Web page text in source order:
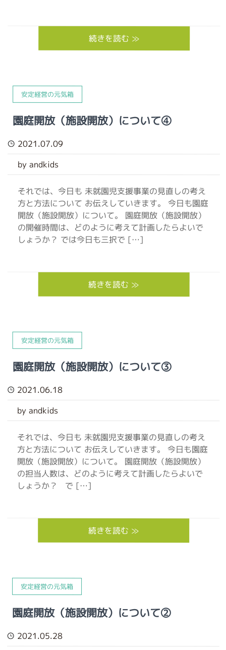
続きを読む ≫
安定経営の元気箱
園庭開放（施設開放）について④
2021.07.09
by andkids
それでは、今日も 未就園児支援事業の見直しの考え
方と方法について お伝えしていきます。 今日も園庭
開放（施設開放）について。 園庭開放（施設開放）
の開催時間は、どのように考えて計画したらよいで
しょうか？ では今日も三択で […]
続きを読む ≫
安定経営の元気箱
園庭開放（施設開放）について③
2021.06.18
by andkids
それでは、今日も 未就園児支援事業の見直しの考え
方と方法について お伝えしていきます。 今日も園庭
開放（施設開放）について。 園庭開放（施設開放）
の担当人数は、どのように考えて計画したらよいで
しょうか？ で […]
続きを読む ≫
安定経営の元気箱
園庭開放（施設開放）について②
2021.05.28